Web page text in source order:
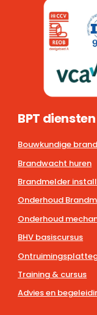
BPT diensten
Bouwkundige
Brandwacht huren
Brandmelder
Onderhoud
Onderhoud
BHV basiscursus
Training & cursus
Advies en